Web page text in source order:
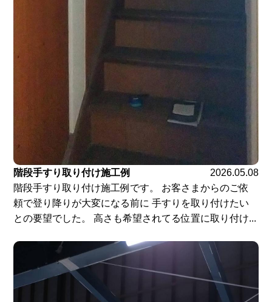
階段手すり取り付け施工例
2026.05.08
階段手すり取り付け施工例です。 お客さまからのご依
頼で登り降りが大変になる前に 手すりを取り付けたい
との要望でした。 高さも希望されてる位置に取り付け...